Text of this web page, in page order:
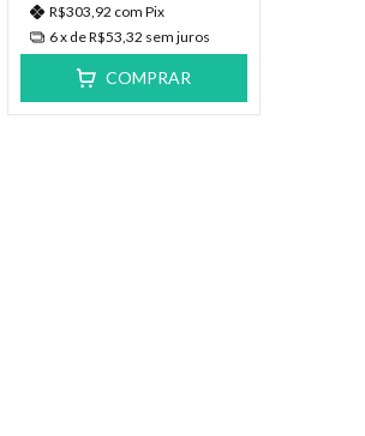
R$303,92 com Pix
6x deR$53,32 sem juros
COMPRAR